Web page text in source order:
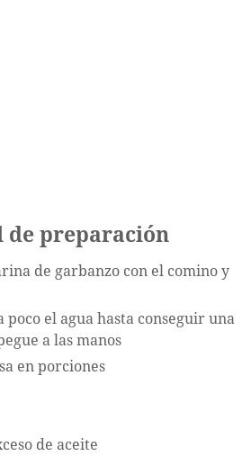
de preparación
de garbanzo con el comino y
poco el agua hasta conseguir una
a las manos
en porciones
de aceite